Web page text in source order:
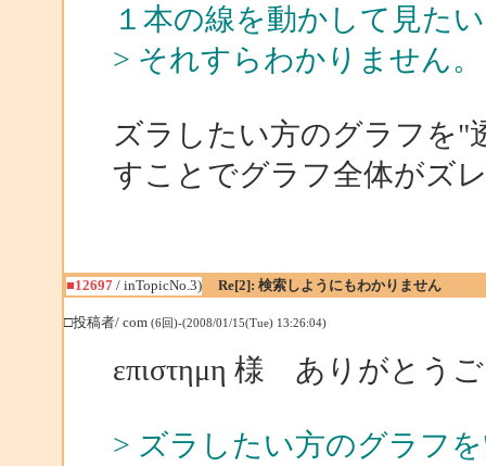
１本の線を動かして見た
> それすらわかりません。
ズラしたい方のグラフを"
すことでグラフ全体がズ
■12697/ inTopicNo.3) Re[2]: 検索しようにもわかりません
□投稿者/ com (6回)-(2008/01/15(Tue) 13:26:04)
επιστημη 様 ありがとう
> ズラしたい方のグラフ